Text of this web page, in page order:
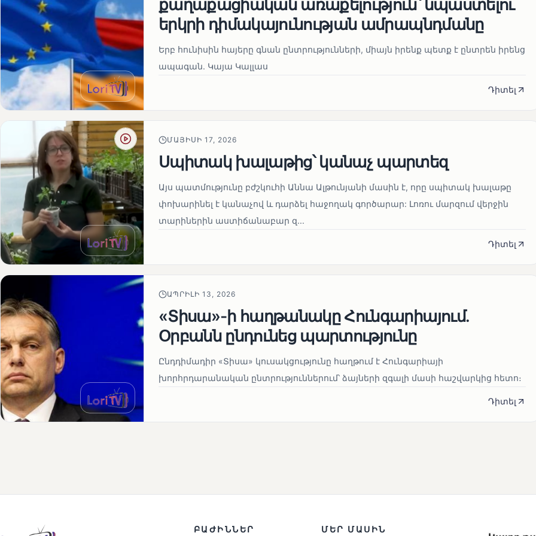
քաղաքացիական առաքելություն՝ նպաստելու
երկրի դիմակայունության ամրապնդմանը
Երբ հունիսին հայերը գնան ընտրությունների, միայն իրենք պետք է ընտրեն իրենց
ապագան. Կայա Կալլաս
Դիտել
ՄԱՅԻՍԻ 17, 2026
Սպիտակ խալաթից՝ կանաչ պարտեզ
Այս պատմությունը բժշկուհի Աննա Ալթունյանի մասին է, որը սպիտակ խալաթը
փոխարինել է կանաչով և դարձել հաջողակ գործարար: Լոռու մարզում վերջին
տարիներին աստիճանաբար զ...
Դիտել
ԱՊՐԻԼԻ 13, 2026
«Տիսա»-ի հաղթանակը Հունգարիայում․
Օրբանն ընդունեց պարտությունը
Ընդդիմադիր «Տիսա» կուսակցությունը հաղթում է Հունգարիայի
խորհրդարանական ընտրություններում՝ ձայների զգալի մասի հաշվարկից հետո։
Դիտել
ԲԱԺԻՆՆԵՐ ՄԵՐ ՄԱՍԻՆ